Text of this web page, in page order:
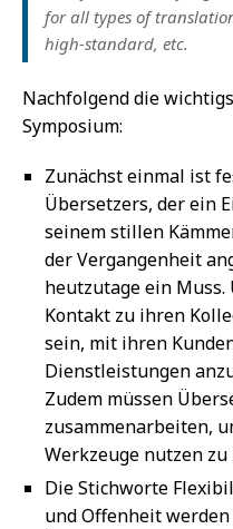
for all types of
high-standard, etc.
Nachfolgend die
Symposium:
Zunächst einmal ist
Übersetzers, der ein
seinem stillen
der Vergangenheit
heutzutage ein
Kontakt zu ihren
sein, mit ihren
Dienstleistungen
Zudem müssen
zusammenarbeiten,
Werkzeuge nutzen zu
Die Stichworte
und Offenheit